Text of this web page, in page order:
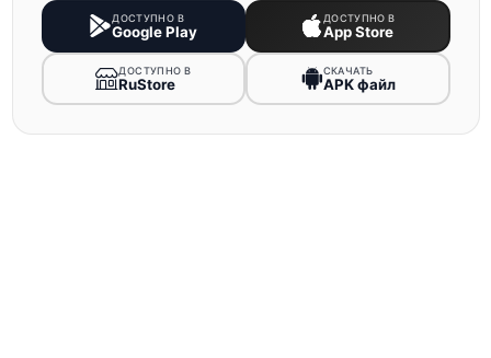
ДОСТУПНО В
Google Play
ДОСТУПНО В
App Store
ДОСТУПНО В
RuStore
СКАЧАТЬ
APK файл